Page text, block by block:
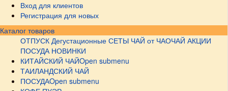
Вход для клиентов
Регистрация для новых
Каталог товаров
ОТПУСК Дегустационные СЕТЫ ЧАЙ от ЧАОЧАЙ АКЦИИ
ПОСУДА НОВИНКИ
КИТАЙСКИЙ ЧАЙOpen submenu
ТАИЛАНДСКИЙ ЧАЙ
ПОСУДАOpen submenu